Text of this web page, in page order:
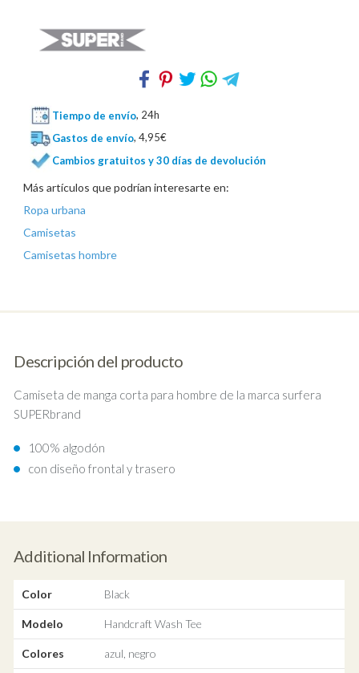
Tiempo de envío, 24h
Gastos de envío, 4,95€
Cambios gratuitos y 30 días de devolución
Más artículos que podrían interesarte en:
Ropa urbana
Camisetas
Camisetas hombre
Descripción del producto
Camiseta de manga corta para hombre de la marca surfera
SUPERbrand
100% algodón
con diseño frontal y trasero
Additional Information
Color Black
Modelo Handcraft Wash Tee
Colores
azul, negro